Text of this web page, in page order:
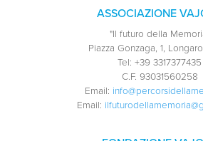
ASSOCIAZIONE
"Il futuro della
Piazza Gonzaga, 1,
Tel: +39 3317377435
C.F. 93031560258
Email:
Email: